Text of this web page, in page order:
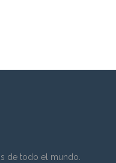
de todo el mundo.